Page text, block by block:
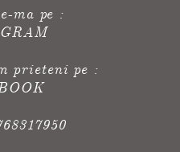
ma pe :
prieteni pe :